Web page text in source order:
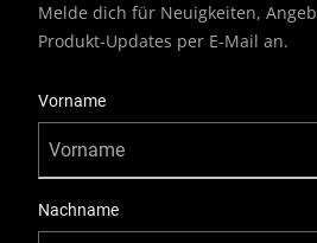
Melde dich für Neuigkeiten,
Produkt-Updates per E-Mail an.
Vorname
Nachname